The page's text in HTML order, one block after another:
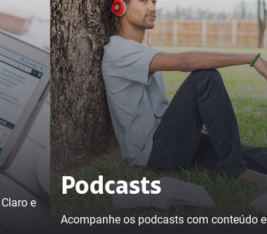
e
Podcasts
Acompanhe os podcasts com conteúdo